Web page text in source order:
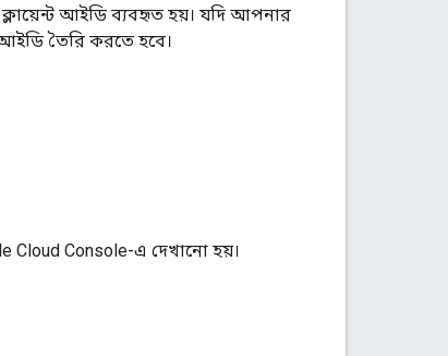
আইডি ব্যবহৃত হয়। যদি আপনার
আইডি তৈরি করতে হবে।
Cloud Console-এ দেখানো হয়।